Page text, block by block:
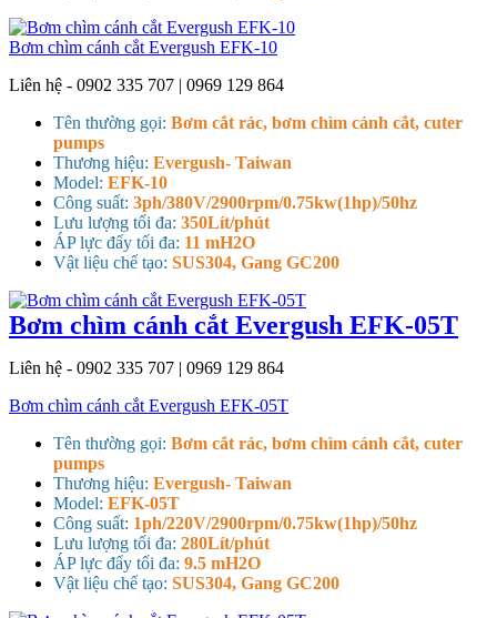
Bơm chìm cánh cắt Evergush EFK-10
Liên hệ - 0902 335 707 | 0969 129 864
Tên thường gọi: Bơm cắt rác, bơm chìm cánh cắt, cuter
pumps
Thương hiệu: Evergush- Taiwan
Model: EFK-10
Công suất: 3ph/380V/2900rpm/0.75kw(1hp)/50hz
Lưu lượng tối đa: 350Lít/phút
ÁP lực đẩy tối đa: 11 mH2O
Vật liệu chế tạo: SUS304, Gang GC200
Bơm chìm cánh cắt Evergush EFK-05T
Liên hệ - 0902 335 707 | 0969 129 864
Bơm chìm cánh cắt Evergush EFK-05T
Tên thường gọi: Bơm cắt rác, bơm chìm cánh cắt, cuter
pumps
Thương hiệu: Evergush- Taiwan
Model: EFK-05T
Công suất: 1ph/220V/2900rpm/0.75kw(1hp)/50hz
Lưu lượng tối đa: 280Lít/phút
ÁP lực đẩy tối đa: 9.5 mH2O
Vật liệu chế tạo: SUS304, Gang GC200